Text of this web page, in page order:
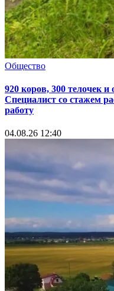
Общество
920 коров, 300 телочек и
Специалист со стажем
работу
04.08.26 12:40